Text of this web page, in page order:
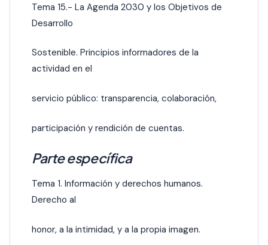
Tema 15.- La Agenda 2030 y los Objetivos de
Desarrollo
Sostenible. Principios informadores de la
actividad en el
servicio público: transparencia, colaboración,
participación y rendición de cuentas.
Parte específica
Tema 1. Información y derechos humanos.
Derecho al
honor, a la intimidad, y a la propia imagen.